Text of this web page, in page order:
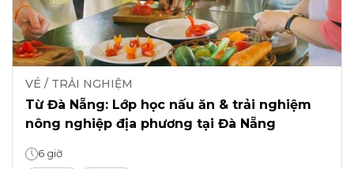
VÉ / TRẢI NGHIỆM
Từ Đà Nẵng: Lớp học nấu ăn & trải nghiệm
nông nghiệp địa phương tại Đà Nẵng
6 giờ